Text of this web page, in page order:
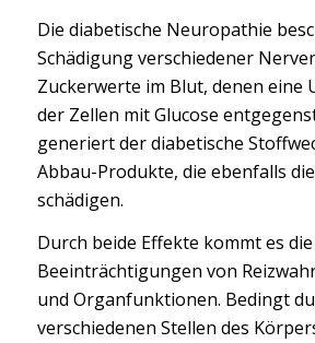
Die diabetische Neuropathie
Schädigung verschiedener
Zuckerwerte im Blut, denen eine
der Zellen mit Glucose
generiert der diabetische
Abbau-Produkte, die ebenfalls
schädigen.
Durch beide Effekte kommt es
Beeinträchtigungen von
und Organfunktionen. Bedingt
verschiedenen Stellen des